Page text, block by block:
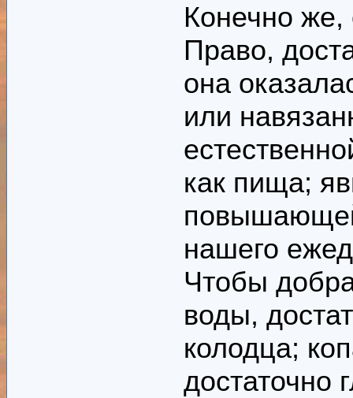
Конечно же,
Право,
она
или
как пища;
нашего
Чтобы
воды,
колодца;
достаточно